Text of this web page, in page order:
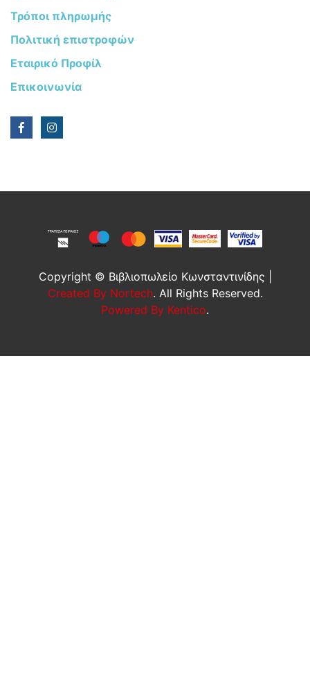
Τρόποι πληρωμής
Πολιτική επιστροφών
Εταιρικό Προφίλ
Επικοινωνία
Copyright © Βιβλιοπωλείο Κωνσταντινίδης |
Created By Nortech. All Rights Reserved.
Powered By Kentico.